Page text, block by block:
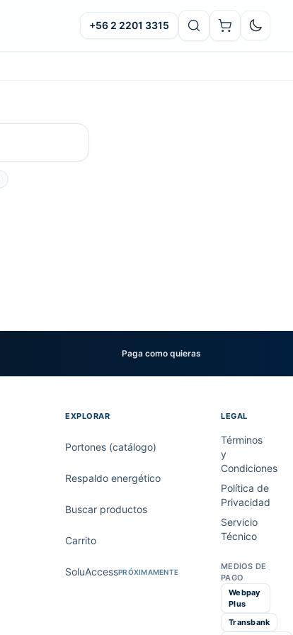
+56 2 2201 3315 Oscuro
Paga como quieras
EXPLORAR
Portones (catálogo)
Respaldo energético
Buscar productos
Carrito
SoluAccessPRÓXIMAMENTE
LEGAL
Términos
y
Condiciones
Política de
Privacidad
Servicio
Técnico
MEDIOS DE
PAGO
Webpay
Plus
Transbank